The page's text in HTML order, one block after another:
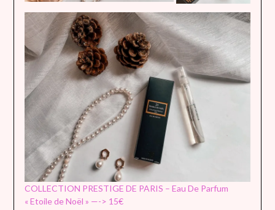
COLLECTION PRESTIGE DE PARIS – Eau De Parfum
« Etoile de Noël » —-> 15€